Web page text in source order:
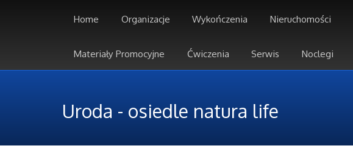
Home Organizacje Wykończenia Nieruchomości
Materiały Promocyjne Ćwiczenia Serwis Noclegi
Uroda - osiedle natura life